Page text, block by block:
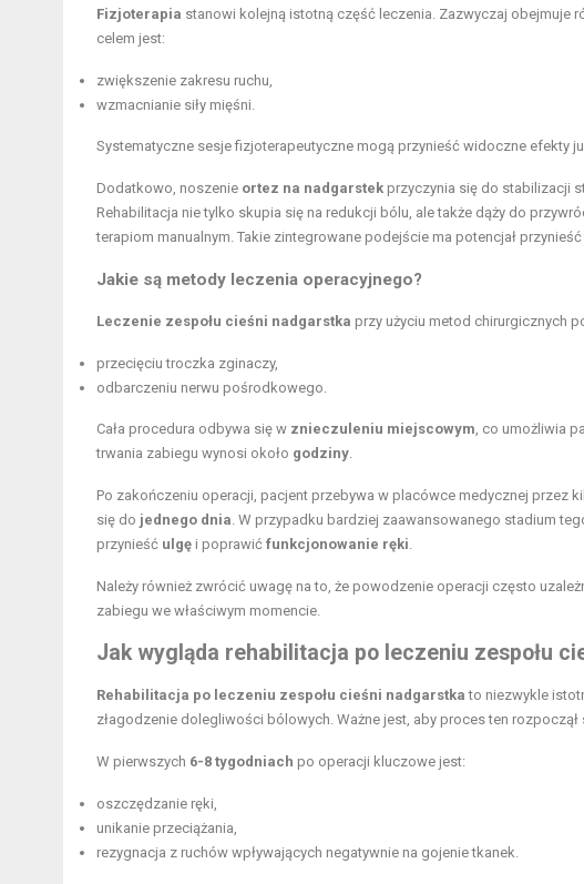
Fizjoterapia stanowi kolejną istotną część leczenia. Zazwyczaj obejmuje
celem jest:
zwiększenie zakresu ruchu,
wzmacnianie siły mięśni.
Systematyczne sesje fizjoterapeutyczne mogą przynieść widoczne efekty
Dodatkowo, noszenie ortez na nadgarstek przyczynia się do stabilizacji
Rehabilitacja nie tylko skupia się na redukcji bólu, ale także dąży do
terapiom manualnym. Takie zintegrowane podejście ma potencjał
Jakie są metody leczenia operacyjnego?
Leczenie zespołu cieśni nadgarstka przy użyciu metod chirurgicznych
przecięciu troczka zginaczy,
odbarczeniu nerwu pośrodkowego.
Cała procedura odbywa się w znieczuleniu miejscowym, co umożliwia
trwania zabiegu wynosi około godziny.
Po zakończeniu operacji, pacjent przebywa w placówce medycznej przez
się do jednego dnia. W przypadku bardziej zaawansowanego stadium
przynieść ulgę i poprawić funkcjonowanie ręki.
Należy również zwrócić uwagę na to, że powodzenie operacji często
zabiegu we właściwym momencie.
Jak wygląda rehabilitacja po leczeniu zespołu
Rehabilitacja po leczeniu zespołu cieśni nadgarstka to niezwykle
złagodzenie dolegliwości bólowych. Ważne jest, aby proces ten
W pierwszych 6-8 tygodniach po operacji kluczowe jest:
oszczędzanie ręki,
unikanie przeciążania,
rezygnacja z ruchów wpływających negatywnie na gojenie tkanek.